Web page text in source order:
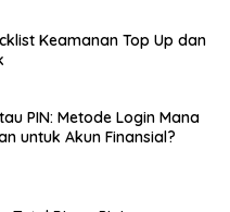
Keamanan Top Up dan
PIN: Metode Login Mana
untuk Akun Finansial?